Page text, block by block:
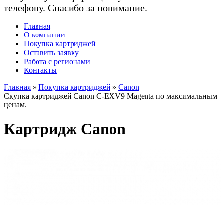
телефону. Спасибо за понимание.
Главная
О компании
Покупка картриджей
Оставить заявку
Работа с регионами
Контакты
Главная » Покупка картриджей » Canon
Скупка картриджей Canon C-EXV9 Magenta по максимальным
ценам.
Картридж Canon